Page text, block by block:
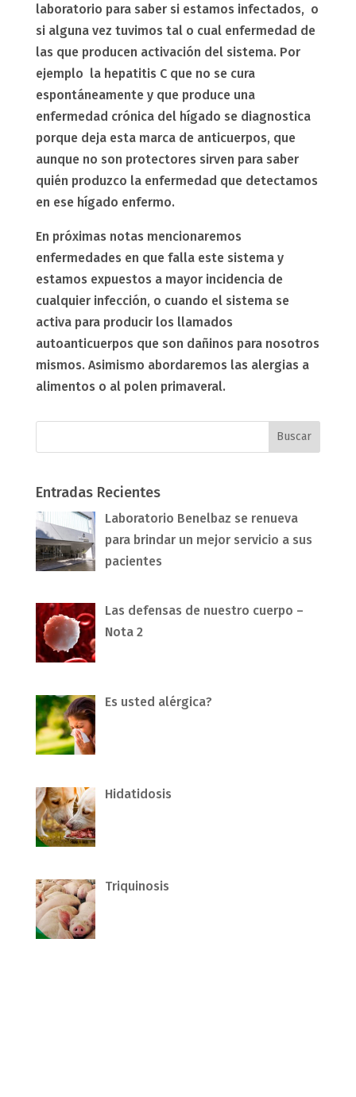
laboratorio para saber si estamos infectados, o
si alguna vez tuvimos tal o cual enfermedad de
las que producen activación del sistema. Por
ejemplo la hepatitis C que no se cura
espontáneamente y que produce una
enfermedad crónica del hígado se diagnostica
porque deja esta marca de anticuerpos, que
aunque no son protectores sirven para saber
quién produzco la enfermedad que detectamos
en ese hígado enfermo.
En próximas notas mencionaremos
enfermedades en que falla este sistema y
estamos expuestos a mayor incidencia de
cualquier infección, o cuando el sistema se
activa para producir los llamados
autoanticuerpos que son dañinos para nosotros
mismos. Asimismo abordaremos las alergias a
alimentos o al polen primaveral.
Entradas Recientes
Laboratorio Benelbaz se renueva
para brindar un mejor servicio a sus
pacientes
Las defensas de nuestro cuerpo –
Nota 2
Es usted alérgica?
Hidatidosis
Triquinosis